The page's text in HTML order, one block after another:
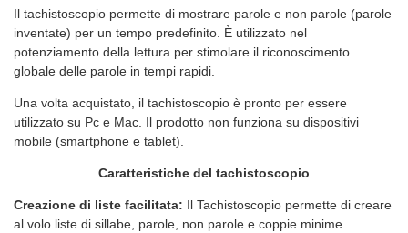
Il tachistoscopio permette di mostrare parole e non parole (parole
inventate) per un tempo predefinito. È utilizzato nel
potenziamento della lettura per stimolare il riconoscimento
globale delle parole in tempi rapidi.
Una volta acquistato, il tachistoscopio è pronto per essere
utilizzato su Pc e Mac. Il prodotto non funziona su dispositivi
mobile (smartphone e tablet).
Caratteristiche del tachistoscopio
Creazione di liste facilitata: Il Tachistoscopio permette di creare
al volo liste di sillabe, parole, non parole e coppie minime